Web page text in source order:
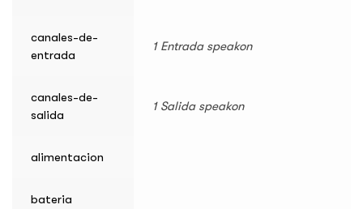
canales-de-
entrada
1 Entrada speakon
canales-de-
salida
1 Salida speakon
alimentacion
bateria